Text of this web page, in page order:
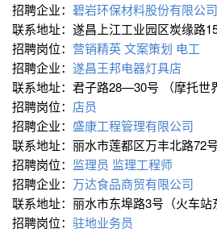
招聘企业： 碧岩环保材料股份有限公司
联系地址：遂昌上江工业园区炭缘路
招聘岗位： 营销精英文案策划 电工
招聘企业： 遂昌王邦电器灯具店
联系地址：君子路28—30号 （摩托世
招聘岗位： 店员
招聘企业： 盛康工程管理有限公司
联系地址：丽水市莲都区万丰北路72
招聘岗位： 监理员 监理工程师
招聘企业： 万达食品商贸有限公司
联系地址：丽水市东埠路3号（火车站
招聘岗位： 驻地业务员